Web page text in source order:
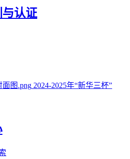
认证
2024-2025年“新华三杯”